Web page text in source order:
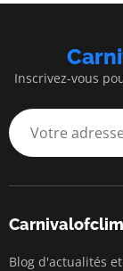
Inscrivez-vous
Blog d'actualités